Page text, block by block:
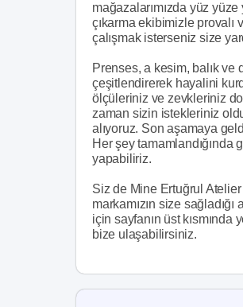
mağazalarımızda yüz
çıkarma ekibimizle provalı
çalışmak isterseniz size
Prenses, a kesim, balık ve
çeşitlendirerek hayalini
ölçüleriniz ve zevkleriniz
zaman sizin istekleriniz
alıyoruz. Son aşamaya
Her şey tamamlandığında
yapabiliriz.
Siz de Mine Ertuğrul Atelier
markamızın size
için sayfanın üst
bize ulaşabilirsiniz.